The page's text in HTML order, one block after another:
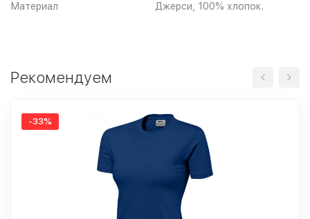
Материал Джерси, 100% хлопок.
Рекомендуем
-33%